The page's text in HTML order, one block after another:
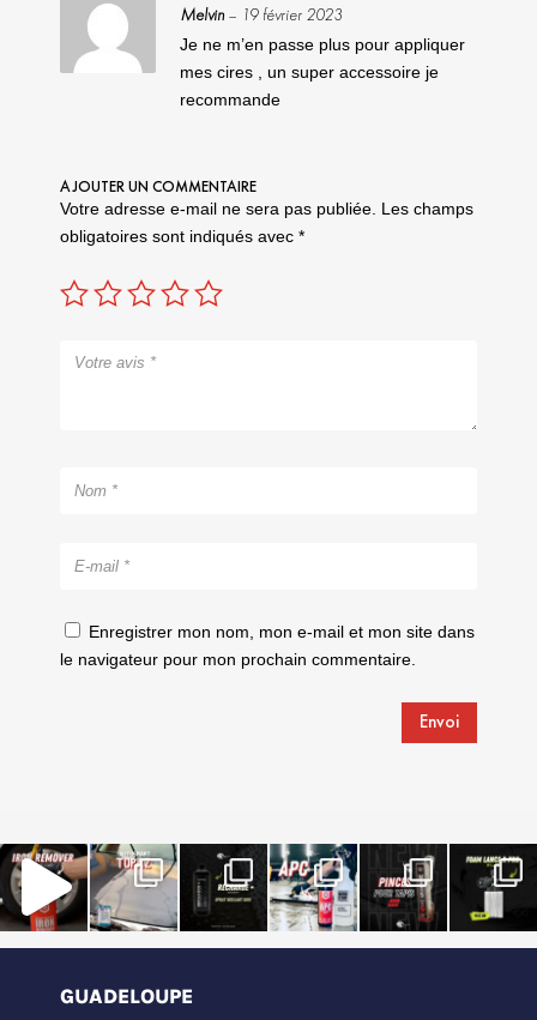
Note5
sur
5
Melvin– 19 février 2023
Je ne m’en passe plus pour appliquer
mes cires , un super accessoire je
recommande
AJOUTER UN COMMENTAIRE
Votre adresse e-mail ne sera pas publiée. Les champs
obligatoires sont indiqués avec *
Enregistrer mon nom, mon e-mail et mon site dans
le navigateur pour mon prochain commentaire.
Envoi
GUADELOUPE